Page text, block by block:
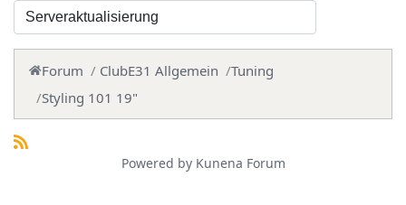
Forum ClubE31 Allgemein
Tuning
Styling 101 19"
Powered by Kunena Forum